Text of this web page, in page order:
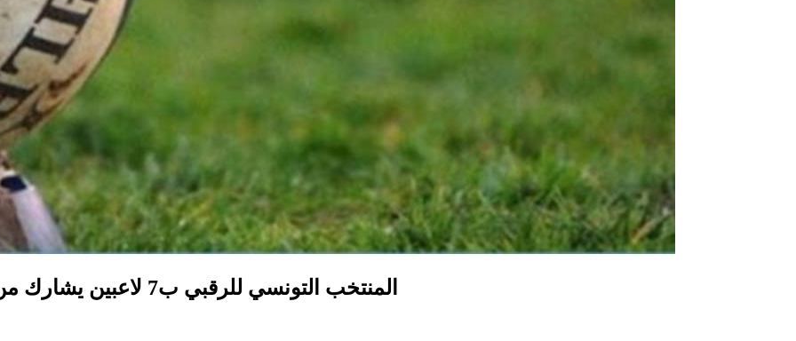
المنتخب التونسي للرقبي ب7 لاعبين يشارك من 29 جوان الى 7 جويلية في كاس افريقيا للامم